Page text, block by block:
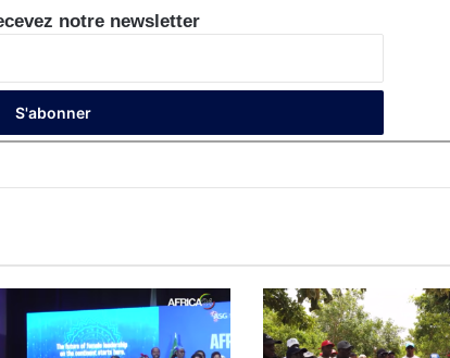
notre newsletter